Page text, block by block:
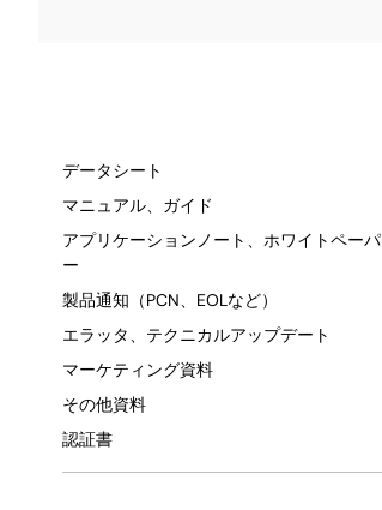
データシート
マニュアル、ガイド
アプリケーションノート、ホワイトペーパ
ー
製品通知（PCN、EOLなど）
エラッタ、テクニカルアップデート
マーケティング資料
その他資料
認証書